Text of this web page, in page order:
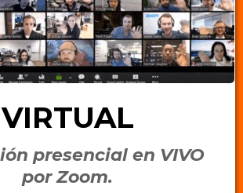
VIRTUAL
presencial en VIVO
por Zoom.